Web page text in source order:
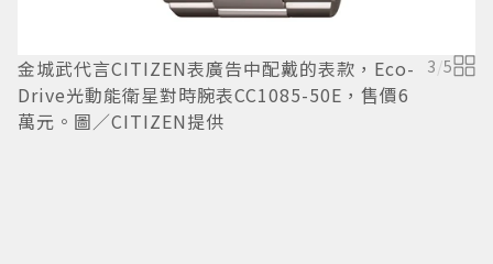
金城武代言CITIZEN表廣告中配戴的表款，Eco-
Drive光動能衛星對時腕表CC1085-50E，售價6
萬元。圖／CITIZEN提供
3 /5